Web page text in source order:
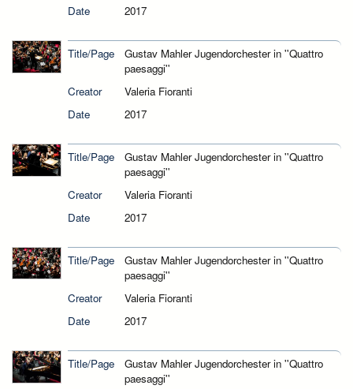
Date
2017
Title/Page
Gustav Mahler Jugendorchester in ''Quattro
paesaggi''
Creator
Valeria Fioranti
Date
2017
Title/Page
Gustav Mahler Jugendorchester in ''Quattro
paesaggi''
Creator
Valeria Fioranti
Date
2017
Title/Page
Gustav Mahler Jugendorchester in ''Quattro
paesaggi''
Creator
Valeria Fioranti
Date
2017
Title/Page
Gustav Mahler Jugendorchester in ''Quattro
paesaggi''